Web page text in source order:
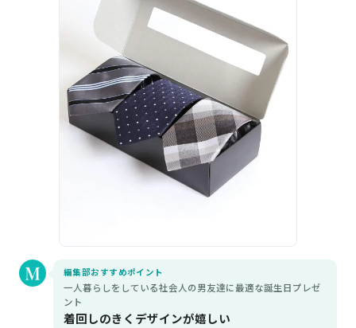
編集部おすすめポイント
一人暮らしをしている社会人の男友達に最適な誕生日プレゼ
ント
着回しのきくデザインが嬉しい